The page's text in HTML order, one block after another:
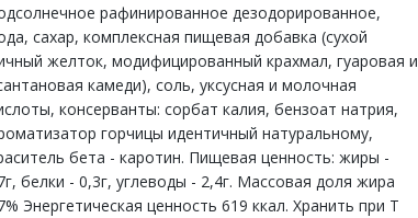
рафинированное дезодорированное,
сахар, комплексная пищевая добавка (сухой
желток, модифицированный крахмал, гуаровая и
камеди), соль, уксусная и молочная
консерванты: сорбат калия, бензоат натрия,
горчицы идентичный натуральному,
бета - каротин. Пищевая ценность: жиры -
белки - 0,3г, углеводы - 2,4г. Массовая доля жира
Энергетическая ценность 619 ккал. Хранить при Т